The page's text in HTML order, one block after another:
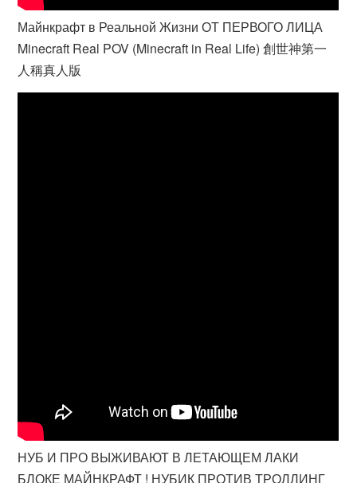
Майнкрафт в Реальной Жизни ОТ ПЕРВОГО ЛИЦА
Minecraft Real POV (Minecraft in Real Life) 創世神第一
人稱真人版
НУБ И ПРО ВЫЖИВАЮТ В ЛЕТАЮЩЕМ ЛАКИ
БЛОКЕ МАЙНКРАФТ ! НУБИК ПРОТИВ ТРОЛЛИНГ